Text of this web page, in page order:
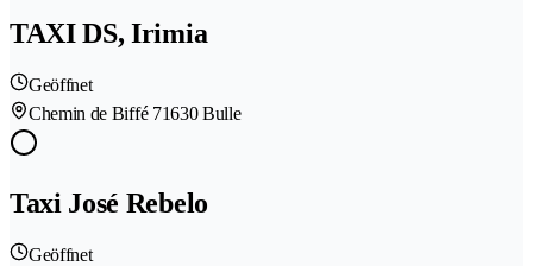
TAXI DS, Irimia
Geöffnet
Chemin de Biffé 71630 Bulle
Taxi José Rebelo
Geöffnet